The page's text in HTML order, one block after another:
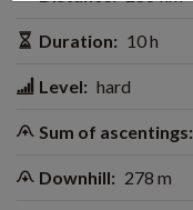
Duration: 10 h
Level: hard
Sum of ascentings:
Downhill: 278 m